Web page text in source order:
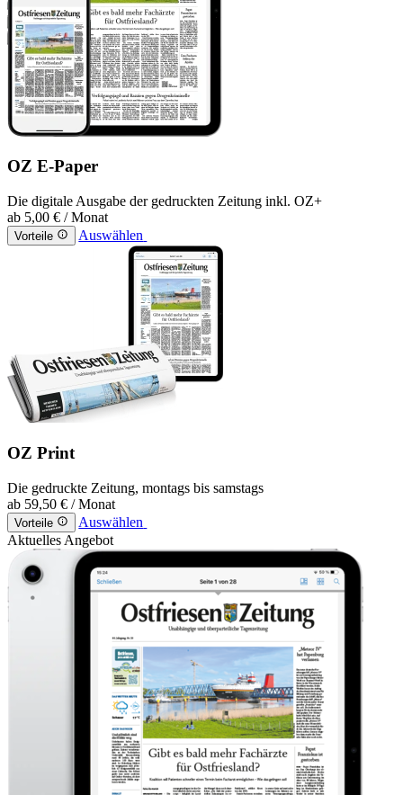
OZ E-Paper
Die digitale Ausgabe der gedruckten Zeitung inkl. OZ+
ab 5,00 € / Monat
Vorteile Auswählen
OZ Print
Die gedruckte Zeitung, montags bis samstags
ab 59,50 € / Monat
Vorteile
Auswählen
Aktuelles Angebot